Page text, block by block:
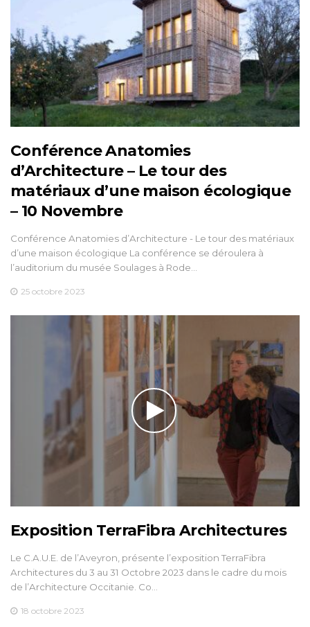
Conférence Anatomies
d’Architecture – Le tour des
matériaux d’une maison écologique
– 10 Novembre
Conférence Anatomies d’Architecture - Le tour des matériaux
d’une maison écologique La conférence se déroulera à
l’auditorium du musée Soulages à Rode…
25 octobre 2023
Exposition TerraFibra Architectures
Le C.A.U.E. de l’Aveyron, présente l’exposition TerraFibra
Architectures du 3 au 31 Octobre 2023 dans le cadre du mois
de l’Architecture Occitanie. Co…
18 octobre 2023